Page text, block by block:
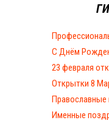
С Днём
23 февраля
Открытки 8
Православные
Именные